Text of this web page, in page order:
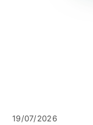
19/07/2026